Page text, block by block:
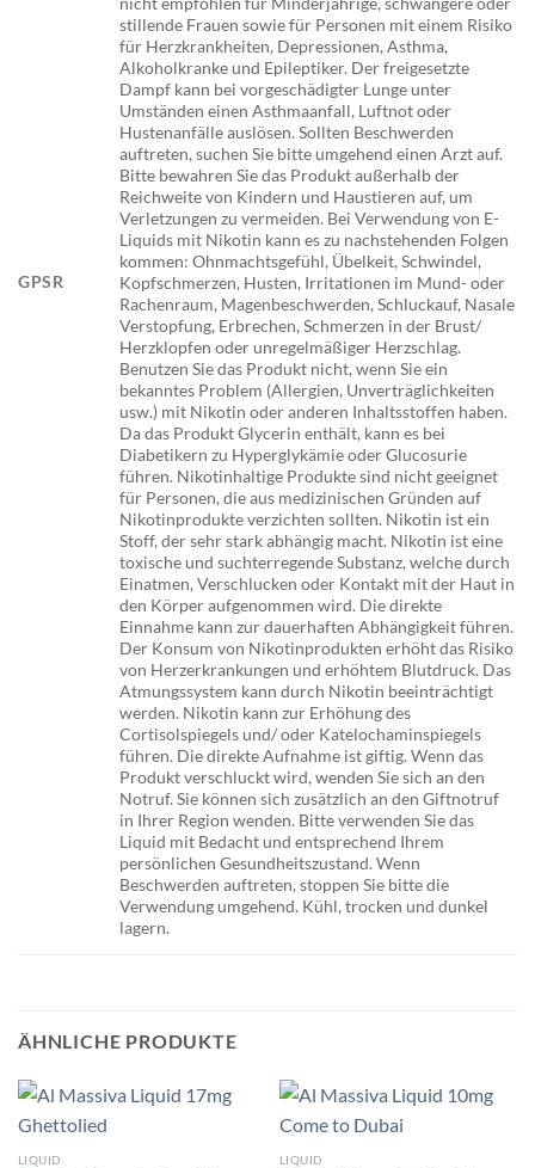
GPSR
stillende Frauen sowie für Personen mit einem Risiko
für Herzkrankheiten, Depressionen, Asthma,
Alkoholkranke und Epileptiker. Der freigesetzte
Dampf kann bei vorgeschädigter Lunge unter
Umständen einen Asthmaanfall, Luftnot oder
Hustenanfälle auslösen. Sollten Beschwerden
auftreten, suchen Sie bitte umgehend einen Arzt auf.
Bitte bewahren Sie das Produkt außerhalb der
Reichweite von Kindern und Haustieren auf, um
Verletzungen zu vermeiden. Bei Verwendung von E-
Liquids mit Nikotin kann es zu nachstehenden Folgen
kommen: Ohnmachtsgefühl, Übelkeit, Schwindel,
Kopfschmerzen, Husten, Irritationen im Mund- oder
Rachenraum, Magenbeschwerden, Schluckauf, Nasale
Verstopfung, Erbrechen, Schmerzen in der Brust/
Herzklopfen oder unregelmäßiger Herzschlag.
Benutzen Sie das Produkt nicht, wenn Sie ein
bekanntes Problem (Allergien, Unverträglichkeiten
usw.) mit Nikotin oder anderen Inhaltsstoffen haben.
Da das Produkt Glycerin enthält, kann es bei
Diabetikern zu Hyperglykämie oder Glucosurie
führen. Nikotinhaltige Produkte sind nicht geeignet
für Personen, die aus medizinischen Gründen auf
Nikotinprodukte verzichten sollten. Nikotin ist ein
Stoff, der sehr stark abhängig macht. Nikotin ist eine
toxische und suchterregende Substanz, welche durch
Einatmen, Verschlucken oder Kontakt mit der Haut in
den Körper aufgenommen wird. Die direkte
Einnahme kann zur dauerhaften Abhängigkeit führen.
Der Konsum von Nikotinprodukten erhöht das Risiko
von Herzerkrankungen und erhöhtem Blutdruck. Das
Atmungssystem kann durch Nikotin beeinträchtigt
werden. Nikotin kann zur Erhöhung des
Cortisolspiegels und/ oder Katelochaminspiegels
führen. Die direkte Aufnahme ist giftig. Wenn das
Produkt verschluckt wird, wenden Sie sich an den
Notruf. Sie können sich zusätzlich an den Giftnotruf
in Ihrer Region wenden. Bitte verwenden Sie das
Liquid mit Bedacht und entsprechend Ihrem
persönlichen Gesundheitszustand. Wenn
Beschwerden auftreten, stoppen Sie bitte die
Verwendung umgehend. Kühl, trocken und dunkel
lagern.
ÄHNLICHE PRODUKTE
LIQUID LIQUID